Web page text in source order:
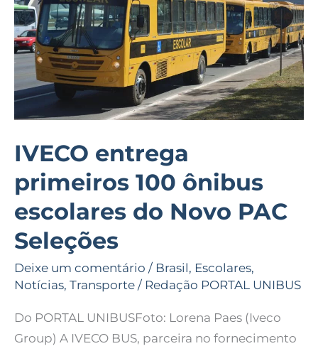
IVECO entrega
primeiros 100 ônibus
escolares do Novo PAC
Seleções
Deixe um comentário / Brasil, Escolares,
Notícias, Transporte / Redação PORTAL UNIBUS
Do PORTAL UNIBUSFoto: Lorena Paes (Iveco
Group) A IVECO BUS, parceira no fornecimento
ônibus
escolares
do
Novo
PAC
Seleções